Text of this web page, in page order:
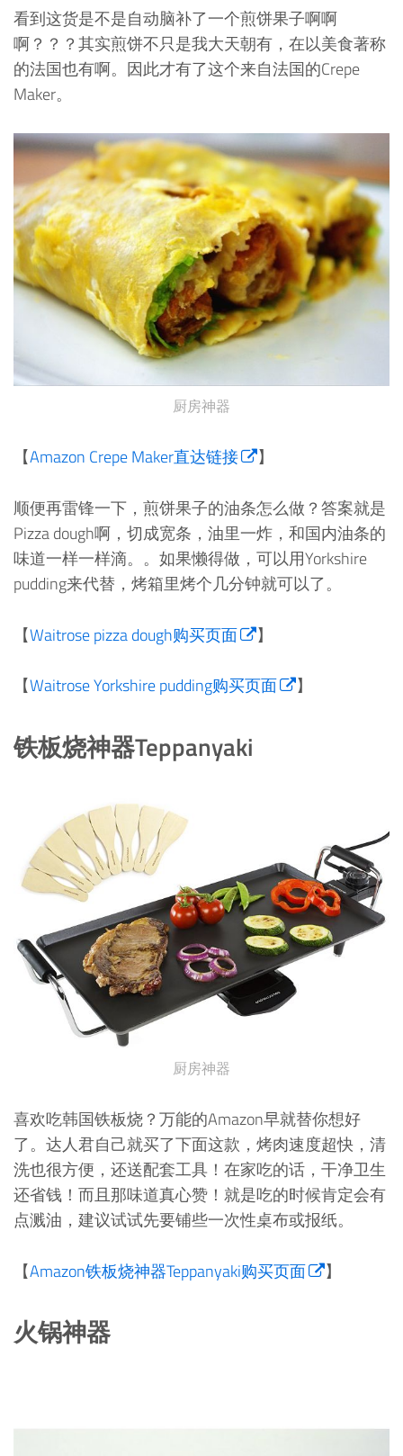
看到这货是不是自动脑补了一个煎饼果子啊啊
啊？？？其实煎饼不只是我大天朝有，在以美食著称
的法国也有啊。因此才有了这个来自法国的Crepe
Maker。
厨房神器
【Amazon Crepe Maker直达链接 】
顺便再雷锋一下，煎饼果子的油条怎么做？答案就是
Pizza dough啊，切成宽条，油里一炸，和国内油条的
味道一样一样滴。。如果懒得做，可以用Yorkshire
pudding来代替，烤箱里烤个几分钟就可以了。
【Waitrose pizza dough购买页面 】
【Waitrose Yorkshire pudding购买页面 】
铁板烧神器Teppanyaki
厨房神器
喜欢吃韩国铁板烧？万能的Amazon早就替你想好
了。达人君自己就买了下面这款，烤肉速度超快，清
洗也很方便，还送配套工具！在家吃的话，干净卫生
还省钱！而且那味道真心赞！就是吃的时候肯定会有
点溅油，建议试试先要铺些一次性桌布或报纸。
【Amazon铁板烧神器Teppanyaki购买页面 】
火锅神器